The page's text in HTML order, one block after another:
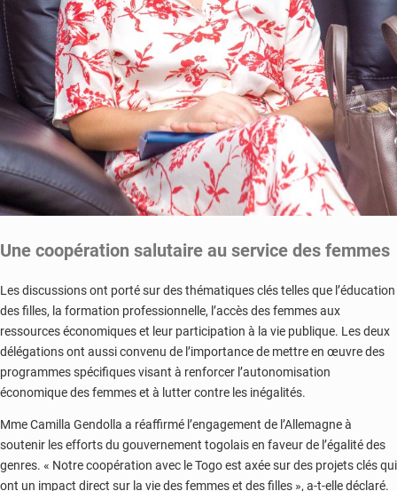
Une coopération salutaire au service des femmes
Les discussions ont porté sur des thématiques clés telles que l’éducation
des filles, la formation professionnelle, l’accès des femmes aux
ressources économiques et leur participation à la vie publique. Les deux
délégations ont aussi convenu de l’importance de mettre en œuvre des
programmes spécifiques visant à renforcer l’autonomisation
économique des femmes et à lutter contre les inégalités.
Mme Camilla Gendolla a réaffirmé l’engagement de l’Allemagne à
soutenir les efforts du gouvernement togolais en faveur de l’égalité des
genres. « Notre coopération avec le Togo est axée sur des projets clés qui
ont un impact direct sur la vie des femmes et des filles », a-t-elle déclaré.